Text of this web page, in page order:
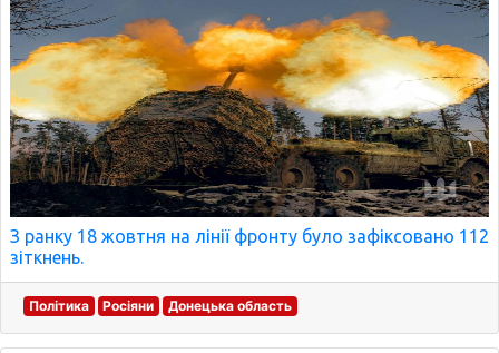
З ранку 18 жовтня на лінії фронту було зафіксовано 112
зіткнень.
Політика Росіяни Донецька область